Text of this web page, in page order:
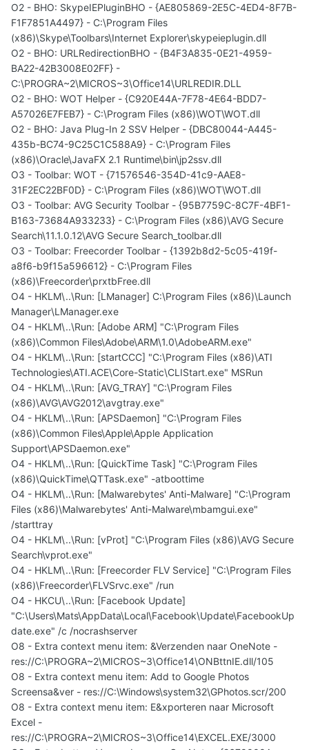
O2 - BHO: SkypeIEPluginBHO - {AE805869-2E5C-4ED4-8F7B-
F1F7851A4497} - C:\Program Files
(x86)\Skype\Toolbars\Internet Explorer\skypeieplugin.dll
O2 - BHO: URLRedirectionBHO - {B4F3A835-0E21-4959-
BA22-42B3008E02FF} -
C:\PROGRA~2\MICROS~3\Office14\URLREDIR.DLL
O2 - BHO: WOT Helper - {C920E44A-7F78-4E64-BDD7-
A57026E7FEB7} - C:\Program Files (x86)\WOT\WOT.dll
O2 - BHO: Java Plug-In 2 SSV Helper - {DBC80044-A445-
435b-BC74-9C25C1C588A9} - C:\Program Files
(x86)\Oracle\JavaFX 2.1 Runtime\bin\jp2ssv.dll
O3 - Toolbar: WOT - {71576546-354D-41c9-AAE8-
31F2EC22BF0D} - C:\Program Files (x86)\WOT\WOT.dll
O3 - Toolbar: AVG Security Toolbar - {95B7759C-8C7F-4BF1-
B163-73684A933233} - C:\Program Files (x86)\AVG Secure
Search\11.1.0.12\AVG Secure Search_toolbar.dll
O3 - Toolbar: Freecorder Toolbar - {1392b8d2-5c05-419f-
a8f6-b9f15a596612} - C:\Program Files
(x86)\Freecorder\prxtbFree.dll
O4 - HKLM\..\Run: [LManager] C:\Program Files (x86)\Launch
Manager\LManager.exe
O4 - HKLM\..\Run: [Adobe ARM] "C:\Program Files
(x86)\Common Files\Adobe\ARM\1.0\AdobeARM.exe"
O4 - HKLM\..\Run: [startCCC] "C:\Program Files (x86)\ATI
Technologies\ATI.ACE\Core-Static\CLIStart.exe" MSRun
O4 - HKLM\..\Run: [AVG_TRAY] "C:\Program Files
(x86)\AVG\AVG2012\avgtray.exe"
O4 - HKLM\..\Run: [APSDaemon] "C:\Program Files
(x86)\Common Files\Apple\Apple Application
Support\APSDaemon.exe"
O4 - HKLM\..\Run: [QuickTime Task] "C:\Program Files
(x86)\QuickTime\QTTask.exe" -atboottime
O4 - HKLM\..\Run: [Malwarebytes' Anti-Malware] "C:\Program
Files (x86)\Malwarebytes' Anti-Malware\mbamgui.exe"
/starttray
O4 - HKLM\..\Run: [vProt] "C:\Program Files (x86)\AVG Secure
Search\vprot.exe"
O4 - HKLM\..\Run: [Freecorder FLV Service] "C:\Program Files
(x86)\Freecorder\FLVSrvc.exe" /run
O4 - HKCU\..\Run: [Facebook Update]
"C:\Users\Mats\AppData\Local\Facebook\Update\FacebookUp
date.exe" /c /nocrashserver
O8 - Extra context menu item: &Verzenden naar OneNote -
res://C:\PROGRA~2\MICROS~3\Office14\ONBttnIE.dll/105
O8 - Extra context menu item: Add to Google Photos
Screensa&ver - res://C:\Windows\system32\GPhotos.scr/200
O8 - Extra context menu item: E&xporteren naar Microsoft
Excel -
res://C:\PROGRA~2\MICROS~3\Office14\EXCEL.EXE/3000